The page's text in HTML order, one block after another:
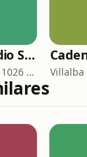
Cadena SER - Radio Salamanca
Salamanca · 96.9 FM - 1026 AM Villalba